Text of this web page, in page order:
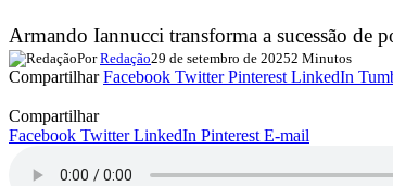
Armando Iannucci transforma a sucessão de
Por Redação29 de setembro de 20252 Minutos
CompartilharFacebook Twitter Pinterest LinkedIn
Compartilhar
Facebook Twitter LinkedIn Pinterest E-mail